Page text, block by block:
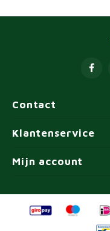
Contact
Klantenservice
Mijn account